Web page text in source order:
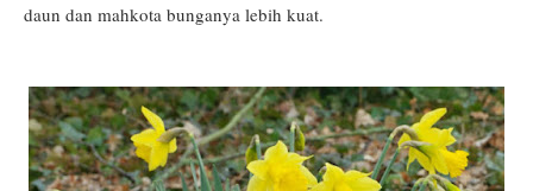
daun dan mahkota bunganya lebih kuat.